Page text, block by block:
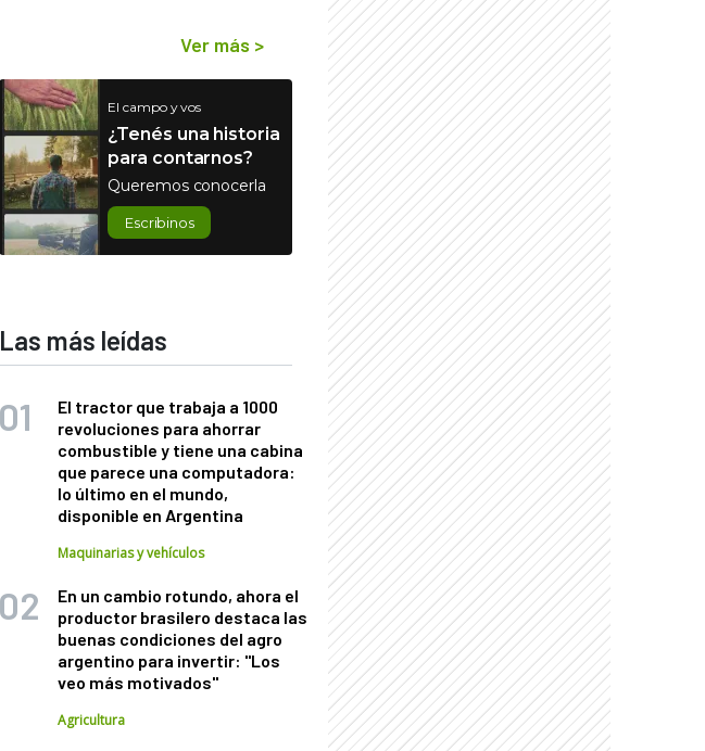
Ver más >
El campo y vos
¿Tenés una historia
para contarnos?
Queremos conocerla
Escribinos
Las más leídas
El tractor que trabaja a 1000
revoluciones para ahorrar
combustible y tiene una cabina
que parece una computadora:
lo último en el mundo,
disponible en Argentina
Maquinarias y vehículos
En un cambio rotundo, ahora el
productor brasilero destaca las
buenas condiciones del agro
argentino para invertir: "Los
veo más motivados"
Agricultura